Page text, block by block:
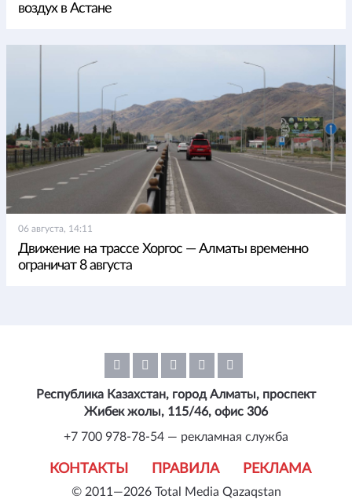
воздух в Астане
06 августа, 14:11
Движение на трассе Хоргос — Алматы временно
ограничат 8 августа
© 2011—2026 Total Media Qazaqstan
КОНТАКТЫ ПРАВИЛА РЕКЛАМА
Республика Казахстан, город Алматы, проспект
Жибек жолы, 115/46, офис 306
+7 700 978-78-54 — рекламная служба